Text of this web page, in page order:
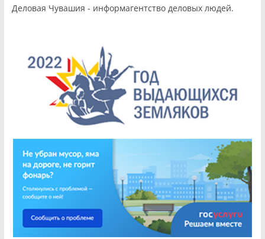
Деловая Чувашия - информагентство деловых людей.